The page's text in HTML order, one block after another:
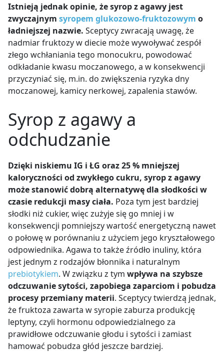
Istnieją jednak opinie, że syrop z agawy jest
zwyczajnym syropem glukozowo-fruktozowym o
ładniejszej nazwie. Sceptycy zwracają uwagę, że
nadmiar fruktozy w diecie może wywoływać zespół
złego wchłaniania tego monocukru, powodować
odkładanie kwasu moczanowego, a w konsekwencji
przyczyniać się, m.in. do zwiększenia ryzyka dny
moczanowej, kamicy nerkowej, zapalenia stawów.
Syrop z agawy a
odchudzanie
Dzięki niskiemu IG i ŁG oraz 25 % mniejszej
kaloryczności od zwykłego cukru, syrop z agawy
może stanowić dobrą alternatywę dla słodkości w
czasie redukcji masy ciała. Poza tym jest bardziej
słodki niż cukier, więc zużyje się go mniej i w
konsekwencji pomniejszy wartość energetyczną nawet
o połowę w porównaniu z użyciem jego kryształowego
odpowiednika. Agawa to także źródło inuliny, która
jest jednym z rodzajów błonnika i naturalnym
prebiotykiem. W związku z tym wpływa na szybsze
odczuwanie sytości, zapobiega zaparciom i pobudza
procesy przemiany materii. Sceptycy twierdzą jednak,
że fruktoza zawarta w syropie zaburza produkcję
leptyny, czyli hormonu odpowiedzialnego za
prawidłowe odczuwanie głodu i sytości i zamiast
hamować pobudza głód jeszcze bardziej.